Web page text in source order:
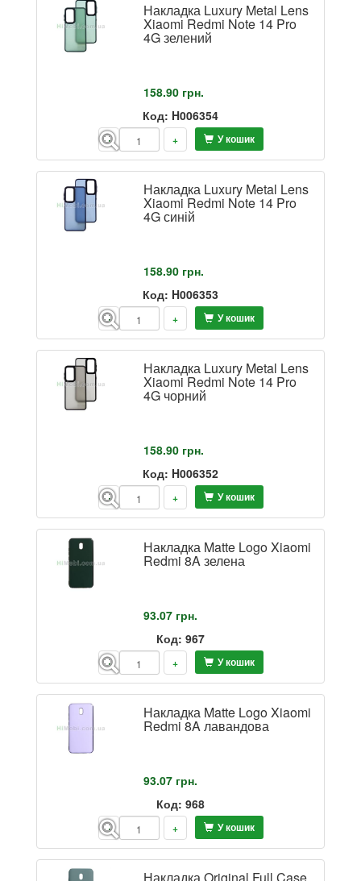
Накладка Luxury Metal Lens
Xiaomi Redmi Note 14 Pro
4G зелений
158.90 грн.
Код: H006354
- + У кошик
Накладка Luxury Metal Lens
Xiaomi Redmi Note 14 Pro
4G синій
158.90 грн.
Код: H006353
- + У кошик
Накладка Luxury Metal Lens
Xiaomi Redmi Note 14 Pro
4G чорний
158.90 грн.
Код: H006352
- + У кошик
Накладка Matte Logo Xiaomi
Redmi 8A зелена
93.07 грн.
Код: 967
- + У кошик
Накладка Matte Logo Xiaomi
Redmi 8A лавандова
93.07 грн.
Код: 968
- + У кошик